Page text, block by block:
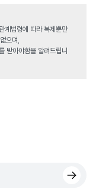
계법령에 따라 복제뿐만
으며,
받아야함을 알려드립니